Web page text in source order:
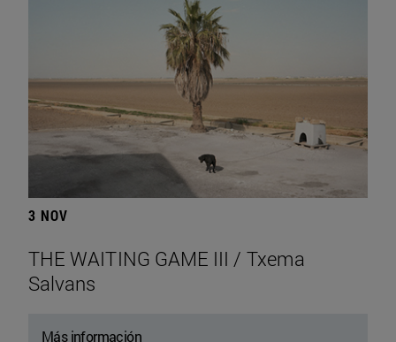
3 NOV
THE WAITING GAME III / Txema
Salvans
Más información